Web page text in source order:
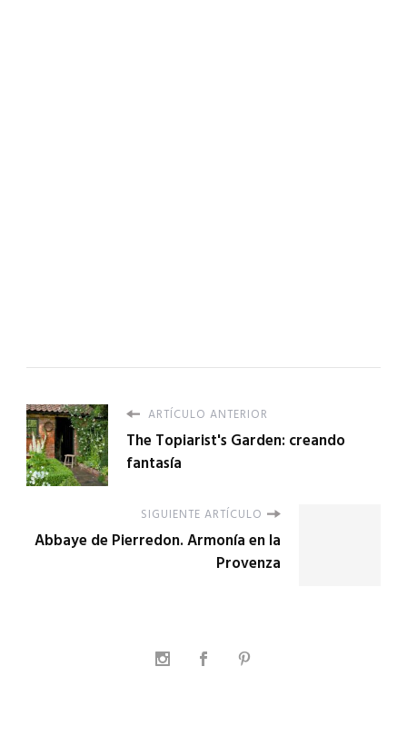
ARTÍCULO ANTERIOR
The Topiarist's Garden: creando
fantasía
SIGUIENTE ARTÍCULO
Abbaye de Pierredon. Armonía en la
Provenza